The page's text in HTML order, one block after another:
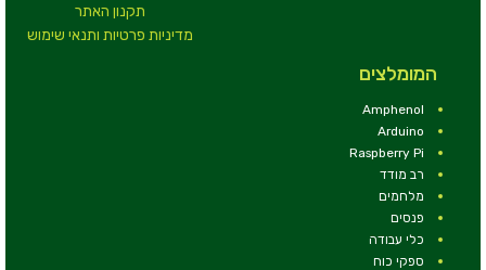
תקנון האתר
מדיניות פרטיות ותנאי שימוש
המומלצים
Amphenol
Arduino
Raspberry Pi
רב מודד
מלחמים
פנסים
כלי עבודה
ספקי כוח